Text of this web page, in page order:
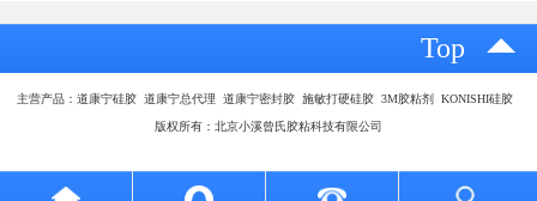
Top
主营产品：道康宁硅胶 道康宁总代理 道康宁密封胶 施敏打硬硅胶 3M胶粘剂 KONISHI硅胶
版权所有：北京小溪曾氏胶粘科技有限公司